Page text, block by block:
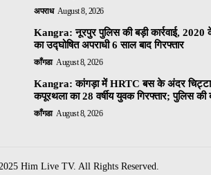
अपराध August 8, 2026
Kangra: नूरपुर पुलिस की बड़ी कार्रवाई, 2020
का उद्घोषित अपराधी 6 साल बाद गिरफ्तार
काँगडा August 8, 2026
Kangra: कांगड़ा में HRTC बस के अंदर चिट्टा
कपूरथला का 28 वर्षीय युवक गिरफ्तार; पुलिस की
काँगडा August 8, 2026
Him Live TV. All Rights Reserved.